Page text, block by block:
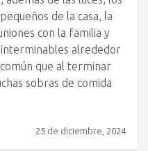
de la casa, la
con la familia y
interminables alrededor
que al terminar
sobras de comida
25 de diciembre, 2024